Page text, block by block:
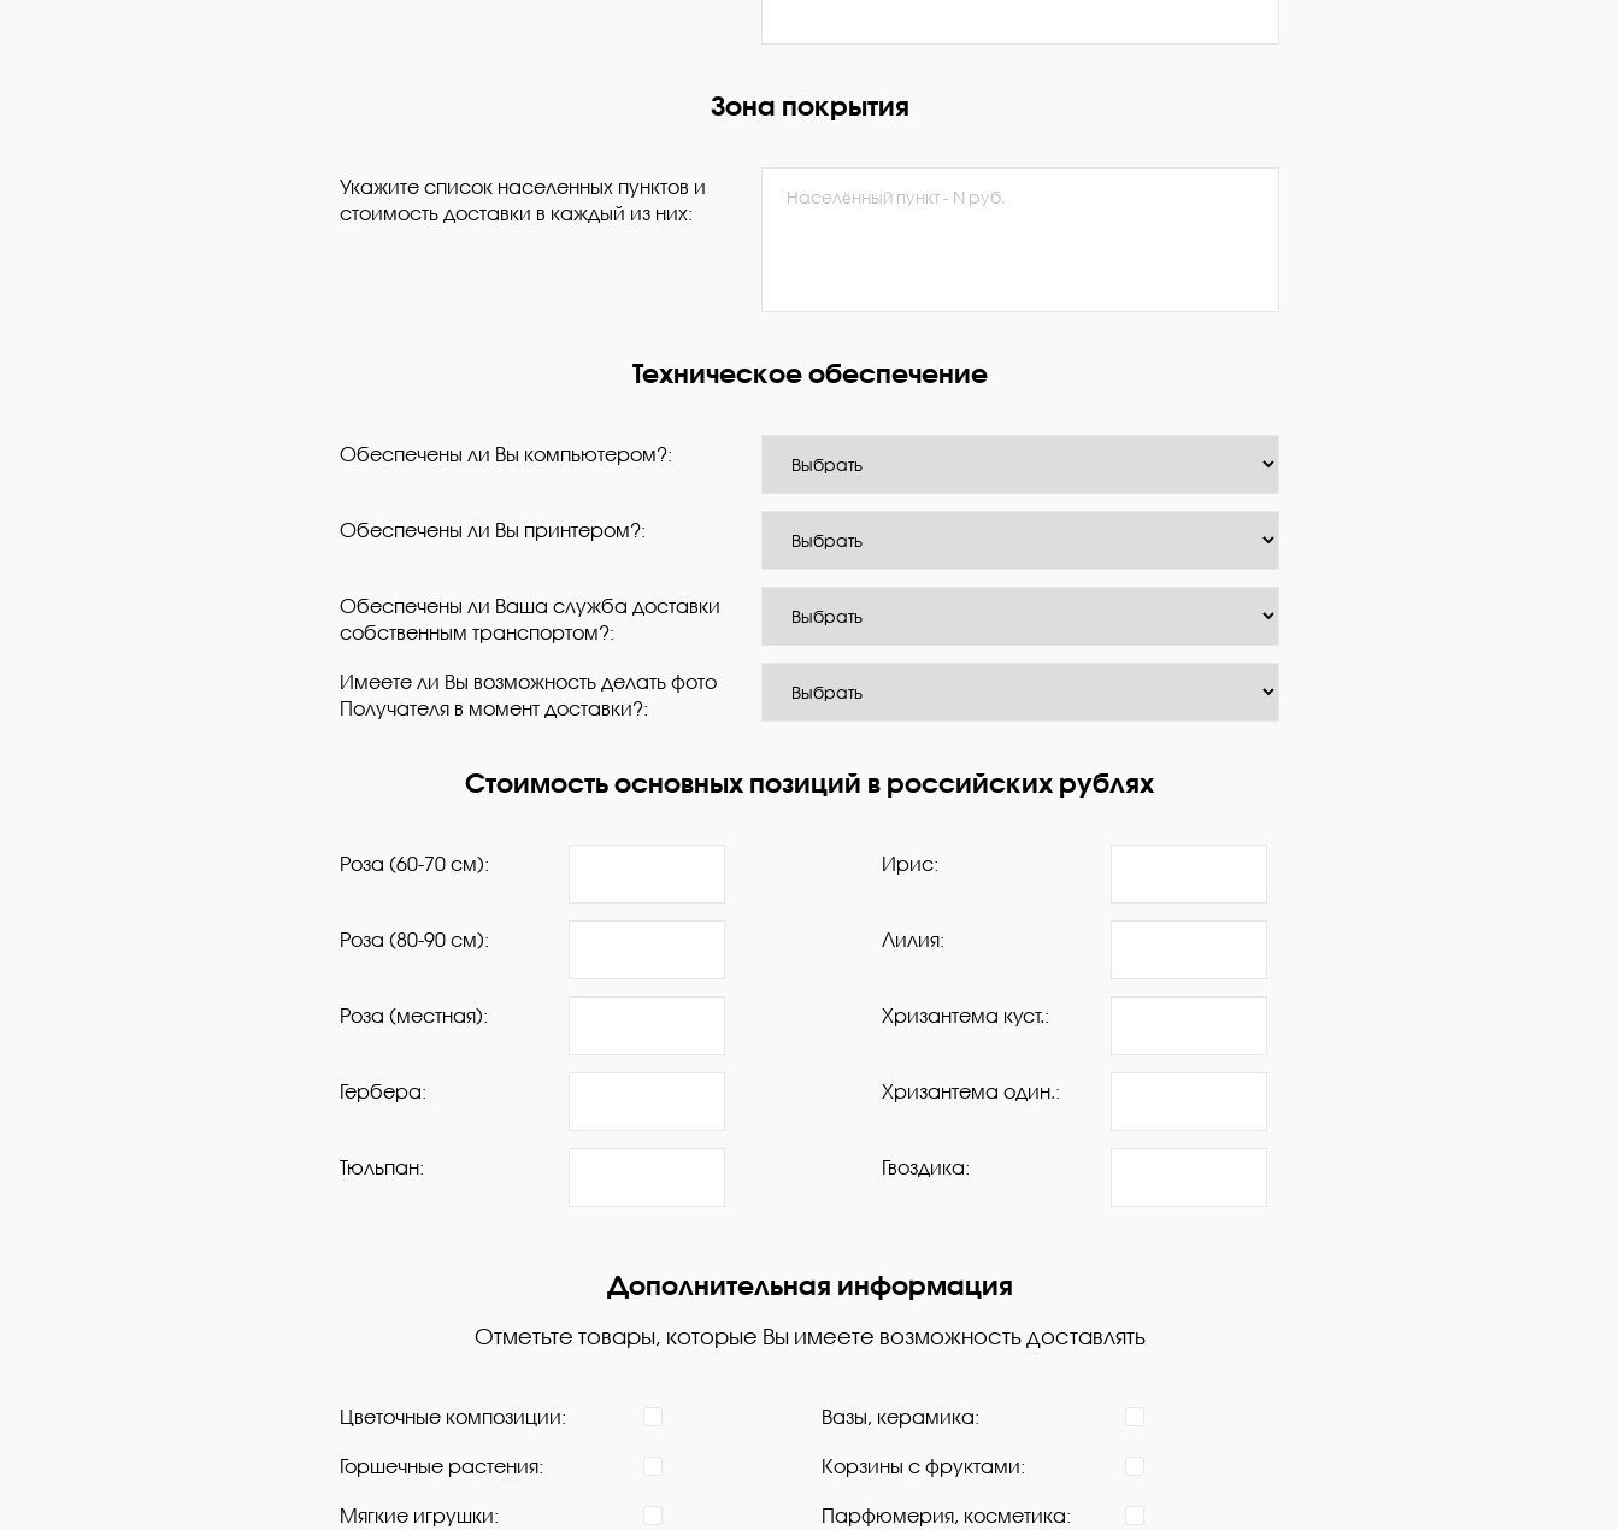
Зона покрытия
Укажите список населенных пунктов и
стоимость доставки в каждый из них:
Техническое обеспечение
Обеспечены ли Вы компьютером?:
Обеспечены ли Вы принтером?:
Обеспечены ли Ваша служба доставки
собственным транспортом?:
Имеете ли Вы возможность делать фото
Получателя в момент доставки?:
Стоимость основных позиций в российских рублях
Роза (60-70 см): Ирис:
Роза (80-90 см): Лилия:
Роза (местная): Хризантема куст.:
Гербера: Хризантема один.:
Тюльпан: Гвоздика:
Дополнительная информация
Отметьте товары, которые Вы имеете возможность доставлять
Цветочные композиции: Вазы, керамика:
Горшечные растения: Корзины с фруктами:
Мягкие игрушки: Парфюмерия, косметика: